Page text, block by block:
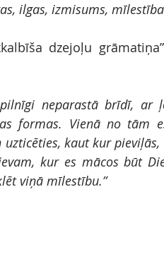
ilgas, izmisums,
dzejoļu
neparastā brīdī, ar
formas. Vienā no tām
kaut kur pieviļās,
kur es mācos būt
viņā mīlestību.”